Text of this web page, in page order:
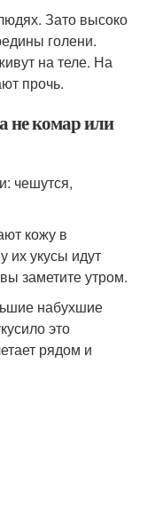
Зато высоко
голени.
на теле. На
прочь.
не комар или
чешутся,
кожу в
их укусы идут
заметите утром.
набухшие
это
рядом и